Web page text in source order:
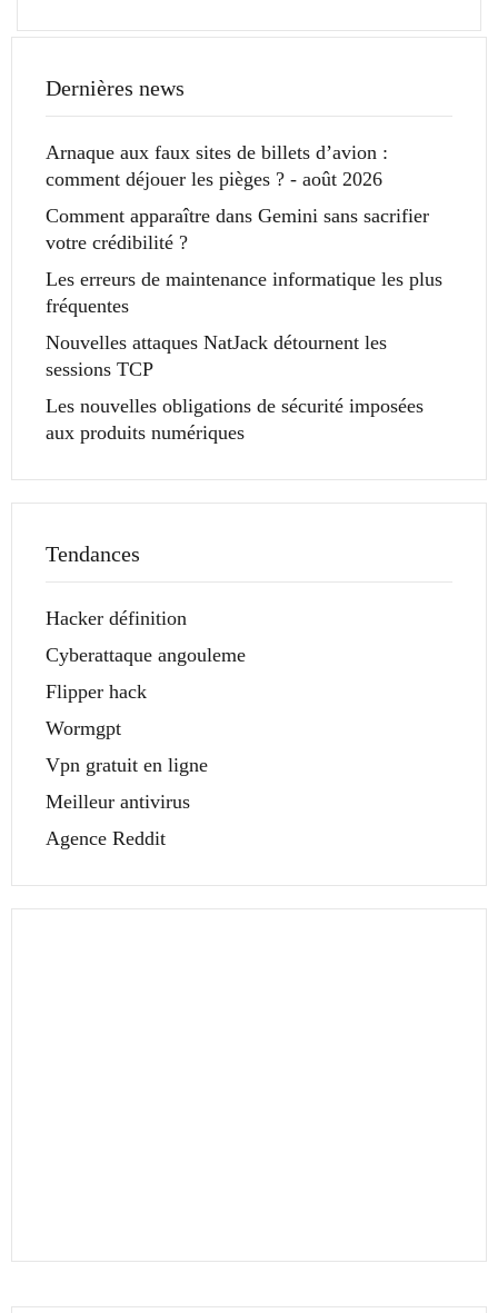
Dernières news
Arnaque aux faux sites de billets d’avion :
comment déjouer les pièges ? - août 2026
Comment apparaître dans Gemini sans sacrifier
votre crédibilité ?
Les erreurs de maintenance informatique les plus
fréquentes
Nouvelles attaques NatJack détournent les
sessions TCP
Les nouvelles obligations de sécurité imposées
aux produits numériques
Tendances
Hacker définition
Cyberattaque angouleme
Flipper hack
Wormgpt
Vpn gratuit en ligne
Meilleur antivirus
Agence Reddit